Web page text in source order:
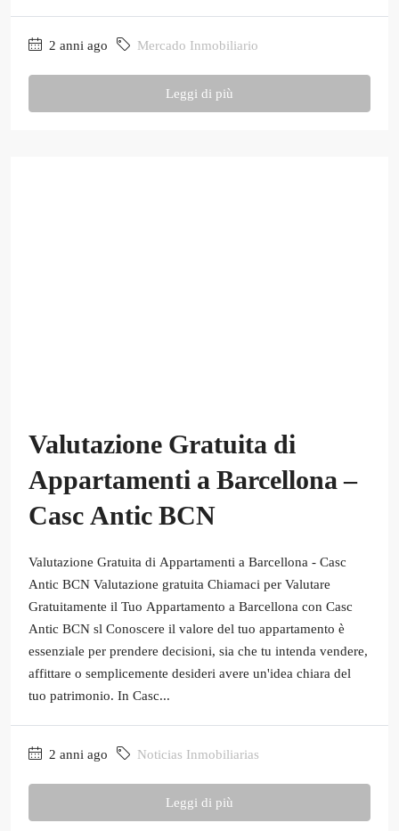
2 anni ago Mercado Inmobiliario
Leggi di più
Valutazione Gratuita di
Appartamenti a Barcellona –
Casc Antic BCN
Valutazione Gratuita di Appartamenti a Barcellona - Casc
Antic BCN Valutazione gratuita Chiamaci per Valutare
Gratuitamente il Tuo Appartamento a Barcellona con Casc
Antic BCN sl Conoscere il valore del tuo appartamento è
essenziale per prendere decisioni, sia che tu intenda vendere,
affittare o semplicemente desideri avere un'idea chiara del
tuo patrimonio. In Casc...
2 anni ago Noticias Inmobiliarias
Leggi di più